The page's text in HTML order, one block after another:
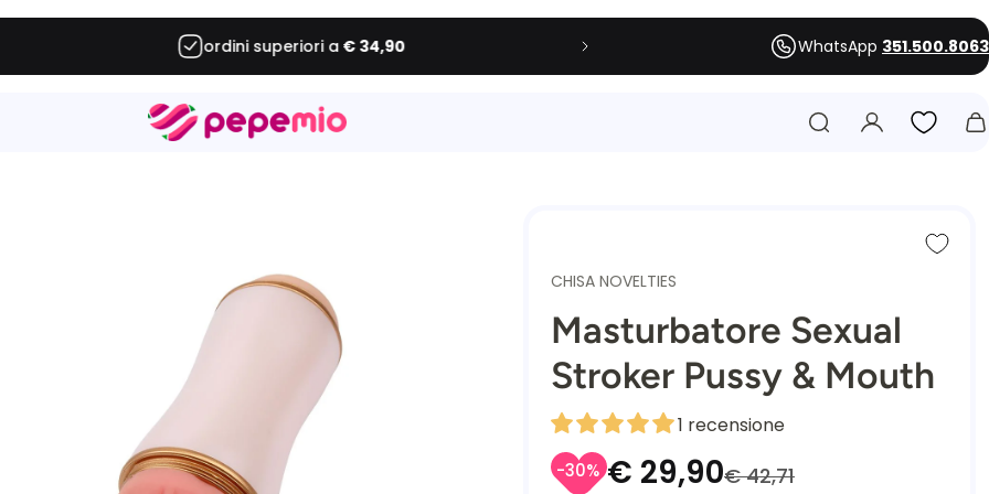
ordini superiori a€ 34,90 WhatsApp 351.500.8063
CHISA NOVELTIES
Masturbatore Sexual
Stroker Pussy & Mouth
1 recensione
-30% € 29,90€ 42,71